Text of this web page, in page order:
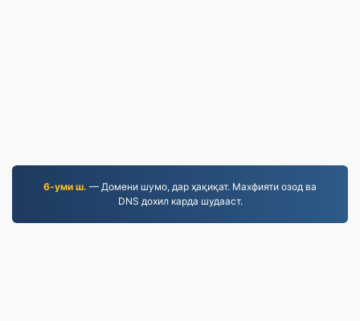
6-уми ш. — Домени шумо, дар ҳақиқат. Махфияти озод ва
DNS дохил карда шудааст.